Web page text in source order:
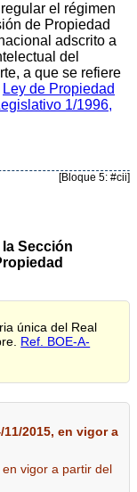
el régimen
de Propiedad
adscrito a
del
a que se refiere
Ley de Propiedad
1/1996,
[Bloque 5: #cii]
Sección
única del Real
Ref. BOE-A-
2015, en vigor a
vigor a partir del